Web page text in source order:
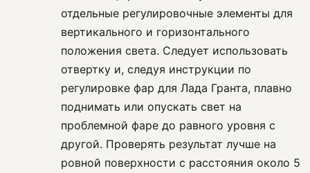
отдельные регулировочные элементы для
вертикального и горизонтального
положения света. Следует использовать
отвертку и, следуя инструкции по
регулировке фар для Лада Гранта, плавно
поднимать или опускать свет на
проблемной фаре до равного уровня с
другой. Проверять результат лучше на
ровной поверхности с расстояния около 5